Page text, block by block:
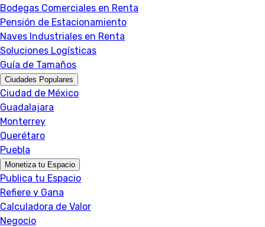
Bodegas Comerciales en Renta
Pensión de Estacionamiento
Naves Industriales en Renta
Soluciones Logísticas
Guía de Tamaños
Ciudades Populares
Ciudad de México
Guadalajara
Monterrey
Querétaro
Puebla
Monetiza tu Espacio
Publica tu Espacio
Refiere y Gana
Calculadora de Valor
Negocio